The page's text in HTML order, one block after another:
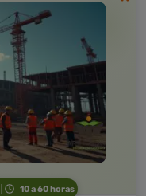
10 a 60 horas